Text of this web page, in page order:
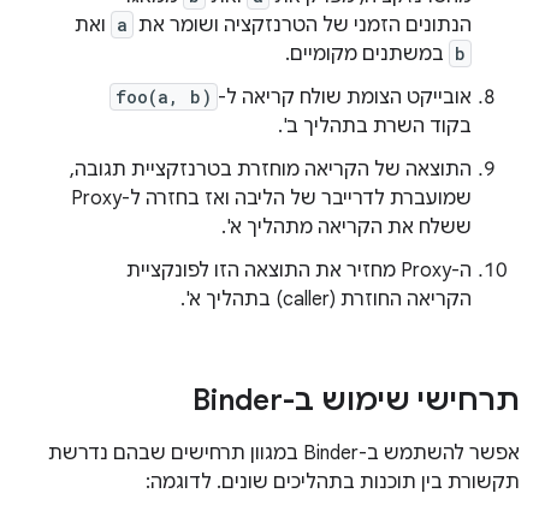
הנתונים הזמני של הטרנזקציה ושומר את a ואת
b במשתנים מקומיים.
אובייקט הצומת שולח קריאה ל- foo(a, b)
בקוד השרת בתהליך ב'.
התוצאה של הקריאה מוחזרת בטרנזקציית תגובה,
שמועברת לדרייבר של הליבה ואז בחזרה ל-Proxy
ששלח את הקריאה מתהליך א'.
ה-Proxy מחזיר את התוצאה הזו לפונקציית
הקריאה החוזרת (caller) בתהליך א'.
תרחישי שימוש ב-Binder
אפשר להשתמש ב-Binder במגוון תרחישים שבהם נדרשת
תקשורת בין תוכנות בתהליכים שונים. לדוגמה: